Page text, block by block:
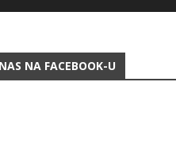
NA FACEBOOK-U